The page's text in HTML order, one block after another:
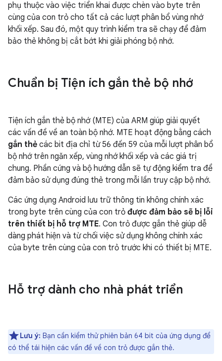
phụ thuộc vào việc triển khai được chèn vào byte trên
cùng của con trỏ cho tất cả các lượt phân bổ vùng nhớ
khối xếp. Sau đó, một quy trình kiểm tra sẽ chạy để đảm
bảo thẻ không bị cắt bớt khi giải phóng bộ nhớ.
Chuẩn bị Tiện ích gắn thẻ bộ nhớ
Tiện ích gắn thẻ bộ nhớ (MTE) của ARM giúp giải quyết
các vấn đề về an toàn bộ nhớ. MTE hoạt động bằng cách
gắn thẻ các bit địa chỉ từ 56 đến 59 của mỗi lượt phân bổ
bộ nhớ trên ngăn xếp, vùng nhớ khối xếp và các giá trị
chung. Phần cứng và bộ hướng dẫn sẽ tự động kiểm tra để
đảm bảo sử dụng đúng thẻ trong mỗi lần truy cập bộ nhớ.
Các ứng dụng Android lưu trữ thông tin không chính xác
trong byte trên cùng của con trỏ được đảm bảo sẽ bị lỗi
trên thiết bị hỗ trợ MTE. Con trỏ được gắn thẻ giúp dễ
dàng phát hiện và từ chối việc sử dụng không chính xác
của byte trên cùng của con trỏ trước khi có thiết bị MTE.
Hỗ trợ dành cho nhà phát triển
Lưu ý: Bạn cần kiểm thử phiên bản 64 bit của ứng dụng để
có thể tái hiện các vấn đề về con trỏ được gắn thẻ.